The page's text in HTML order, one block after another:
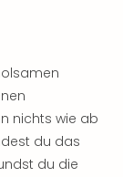
nichts wie ab
du das
du die